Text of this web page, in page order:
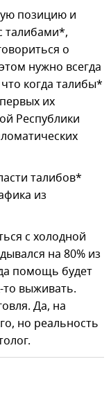
позицию и
талибами*,
о
нужно всегда
когда талибы*
их
Республики
талибов*
из
с холодной
на 80% из
помощь будет
то выживать.
Да, на
но реальность